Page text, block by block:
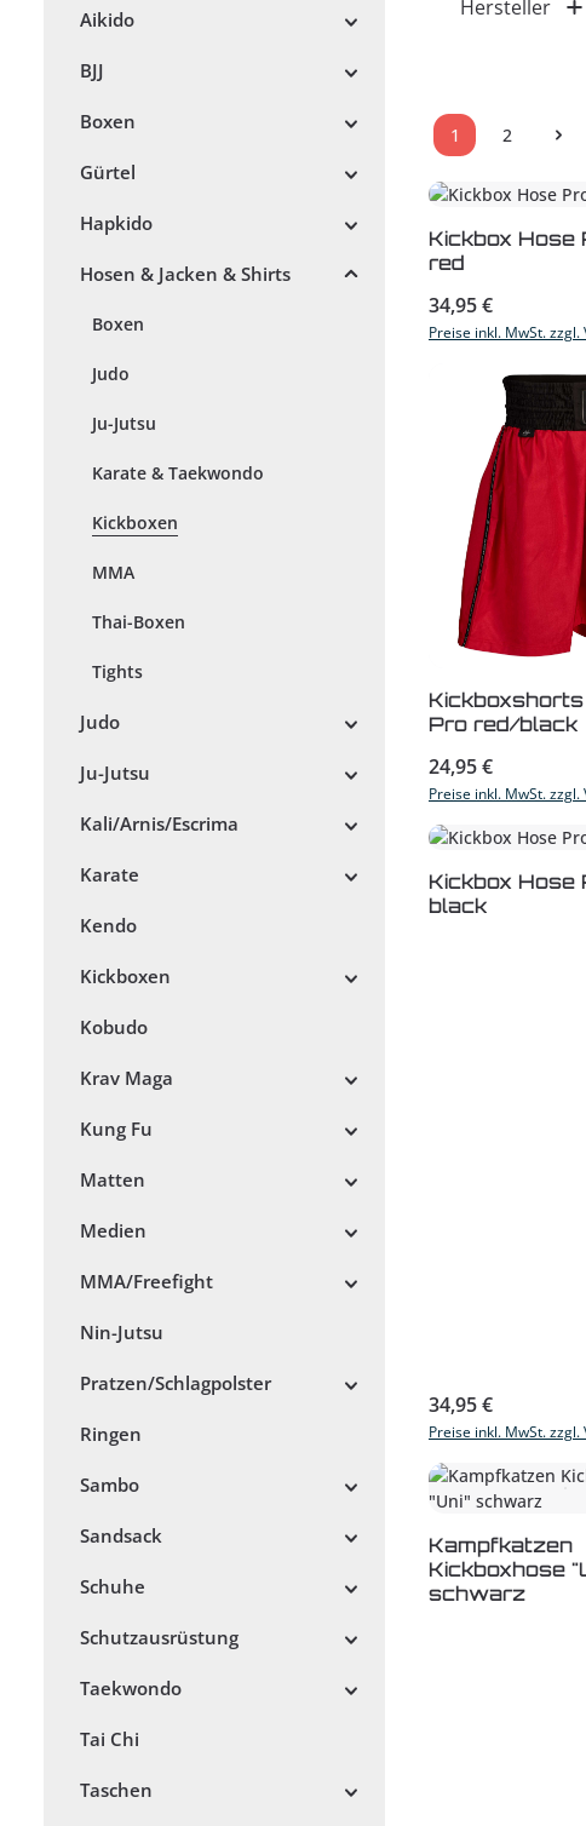
Aikido
BJJ
Boxen
Gürtel
Hapkido
Hosen & Jacken & Shirts
Boxen
Judo
Ju-Jutsu
Karate & Taekwondo
Kickboxen
MMA
Thai-Boxen
Tights
Judo
Ju-Jutsu
Kali/Arnis/Escrima
Karate
Kendo
Kickboxen
Kobudo
Krav Maga
Kung Fu
Matten
Medien
MMA/Freefight
Nin-Jutsu
Pratzen/Schlagpolster
Ringen
Sambo
Sandsack
Schuhe
Schutzausrüstung
Taekwondo
Tai Chi
Taschen
Hersteller
Seite
1 Seite
2
Kickbox Hose
red
Regulärer Preis:
34,95 €
Preise inkl. MwSt.
Pro red/black
Regulärer Preis:
24,95 €
Preise inkl. MwSt.
Kickbox Hose
black
Regulärer Preis:
34,95 €
Preise inkl. MwSt.
Kampfkatzen
Kickboxhose
schwarz